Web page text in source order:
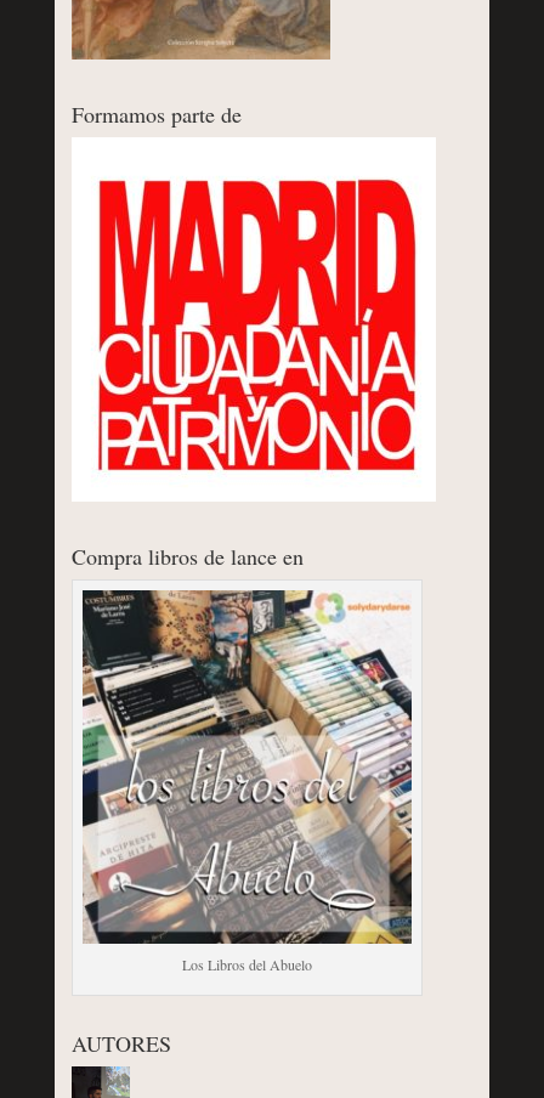
Formamos parte de
Compra libros de lance en
Los Libros del Abuelo
AUTORES